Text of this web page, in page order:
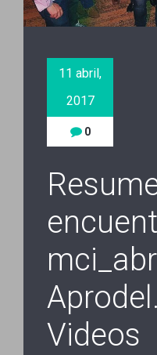
11 abril,
2017
0
Videos